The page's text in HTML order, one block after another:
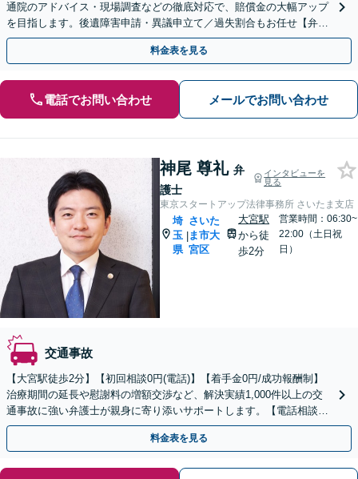
通院のアドバイス・現場調査などの徹底対応で、賠償金の大幅アップ
を目指します。後遺障害申請・異議申立て／過失割合もお任せ【弁護
士特約利用可】【完全個室】【大宮駅3分】
料金表を見る
電話でお問い合わせ メールでお問い合わせ
神尾 尊礼 弁
護士
インタビューを
見る
東京スタートアップ法律事務所 さいたま支店
埼
玉
県
|
さいた
ま市大
宮区
大宮駅
から徒
歩2分
営業時間：06:30~
22:00（土日祝
日）
交通事故
【大宮駅徒歩2分】【初回相談0円(電話)】【着手金0円/成功報酬制】
治療期間の延長や慰謝料の増額交渉など、解決実績1,000件以上の交
通事故に強い弁護士が親身に寄り添いサポートします。【電話相談で
ご契約まで対応可/来所不要】
料金表を見る